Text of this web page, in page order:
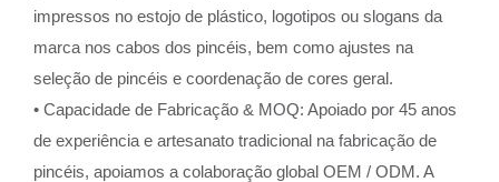
impressos no estojo de plástico, logotipos ou slogans da
marca nos cabos dos pincéis, bem como ajustes na
seleção de pincéis e coordenação de cores geral.
• Capacidade de Fabricação & MOQ: Apoiado por 45 anos
de experiência e artesanato tradicional na fabricação de
pincéis, apoiamos a colaboração global OEM / ODM. A